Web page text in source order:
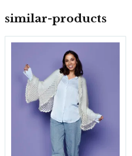
similar-products